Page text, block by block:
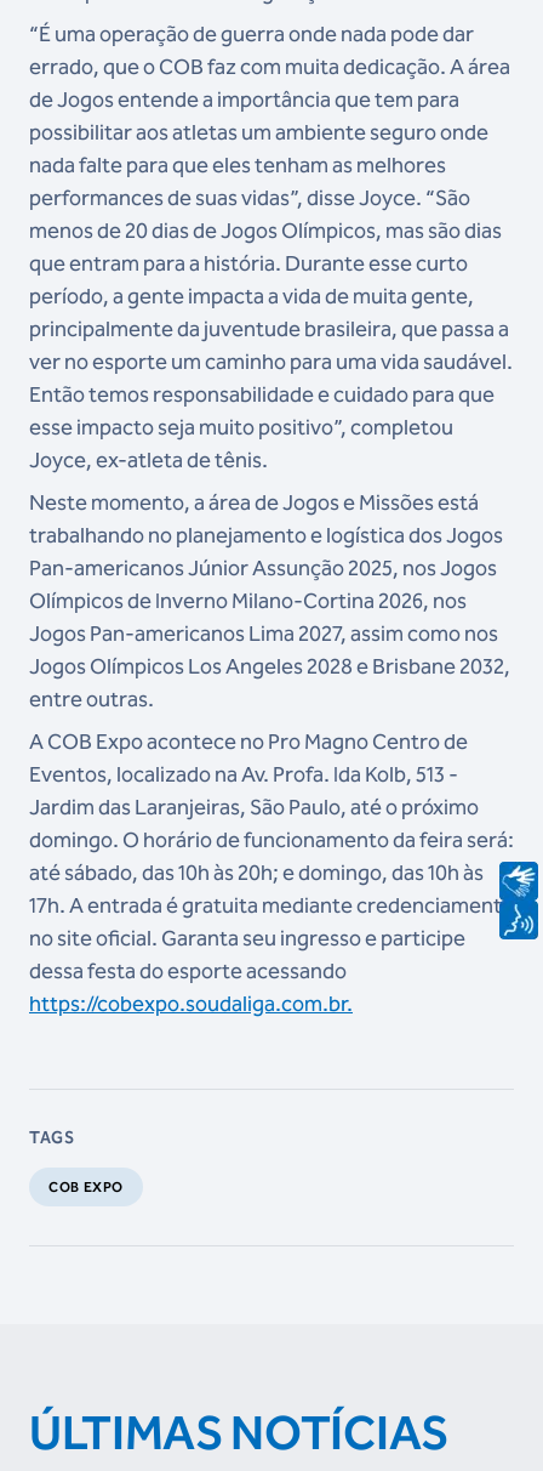
“É uma operação de guerra onde nada pode dar
errado, que o COB faz com muita dedicação. A área
de Jogos entende a importância que tem para
possibilitar aos atletas um ambiente seguro onde
nada falte para que eles tenham as melhores
performances de suas vidas”, disse Joyce. “São
menos de 20 dias de Jogos Olímpicos, mas são dias
que entram para a história. Durante esse curto
período, a gente impacta a vida de muita gente,
principalmente da juventude brasileira, que passa a
ver no esporte um caminho para uma vida saudável.
Então temos responsabilidade e cuidado para que
esse impacto seja muito positivo”, completou
Joyce, ex-atleta de tênis.
Neste momento, a área de Jogos e Missões está
trabalhando no planejamento e logística dos Jogos
Pan-americanos Júnior Assunção 2025, nos Jogos
Olímpicos de Inverno Milano-Cortina 2026, nos
Jogos Pan-americanos Lima 2027, assim como nos
Jogos Olímpicos Los Angeles 2028 e Brisbane 2032,
entre outras.
A COB Expo acontece no Pro Magno Centro de
Eventos, localizado na Av. Profa. Ida Kolb, 513 -
Jardim das Laranjeiras, São Paulo, até o próximo
domingo. O horário de funcionamento da feira será:
até sábado, das 10h às 20h; e domingo, das 10h às
17h. A entrada é gratuita mediante credenciamento
no site oficial. Garanta seu ingresso e participe
dessa festa do esporte acessando
https://cobexpo.soudaliga.com.br.
TAGS
COB EXPO
ÚLTIMAS NOTÍCIAS